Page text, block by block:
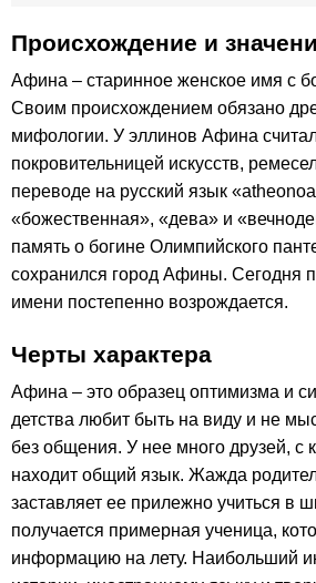
Происхождение и
Афина – старинное женское имя с
Своим происхождением обязано
мифологии. У эллинов Афина
покровительницей искусств,
переводе на русский язык
«божественная», «дева» и
память о богине Олимпийского
сохранился город Афины. Сегодня
имени постепенно возрождается.
Черты характера
Афина – это образец оптимизма и
детства любит быть на виду и не
без общения. У нее много друзей, с
находит общий язык. Жажда
заставляет ее прилежно учиться в
получается примерная ученица,
информацию на лету. Наибольший